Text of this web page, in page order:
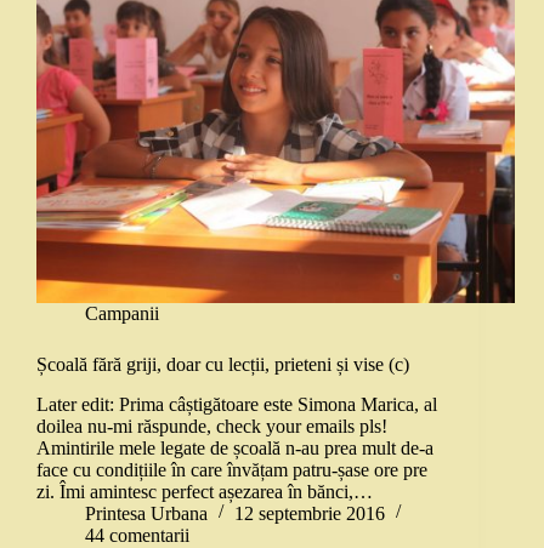
Campanii
Școală fără griji, doar cu lecții, prieteni și vise (c)
Later edit: Prima câștigătoare este Simona Marica, al
doilea nu-mi răspunde, check your emails pls!
Amintirile mele legate de școală n-au prea mult de-a
face cu condițiile în care învățam patru-șase ore pre
zi. Îmi amintesc perfect așezarea în bănci,…
Printesa Urbana
12 septembrie 2016
44 comentarii